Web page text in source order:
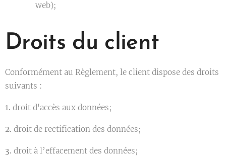
web);
Droits du client
Conformément au Règlement, le client dispose des droits
suivants :
1. droit d'accès aux données;
2. droit de rectification des données;
3. droit à l’effacement des données;